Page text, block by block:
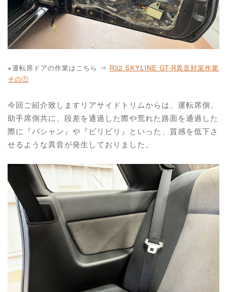
※運転席ドアの作業はこちら ⇒ R32 SKYLINE GT-R異音対策作業
その①
今回ご紹介致しますリアサイドトリムからは、運転席側、
助手席側共に、段差を通過した際や荒れた路面を通過した
際に『バシャン』や『ビリビリ』といった、質感を低下さ
せるような異音が発生しておりました。